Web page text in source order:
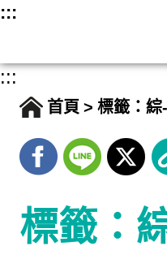
跳
主
:::
:::
首頁 標籤：綜
標籤：